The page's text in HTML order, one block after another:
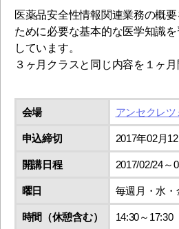
医薬品安全性情報関連業務の概
ために必要な基本的な医学知識
しています。
３ヶ月クラスと同じ内容を１ヶ月
会場 アンセクレ
申込締切 2017年02月12
開講日程 2017/02/24～
曜日 毎週月・水・
時間（休憩含む） 14:30～17:30